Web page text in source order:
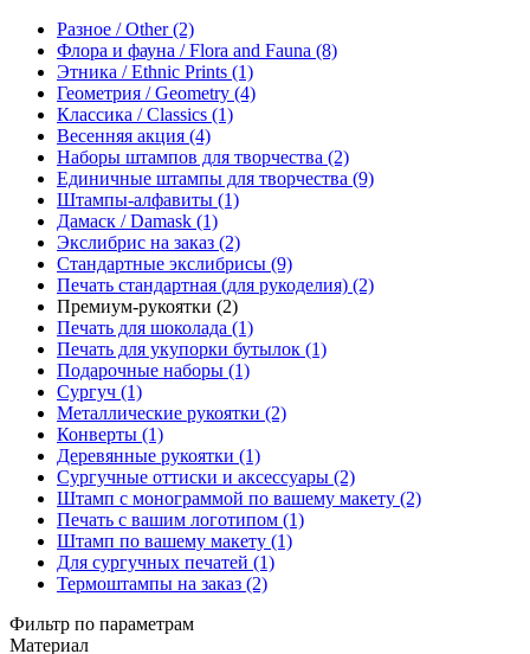
Разное / Other (2)
Флора и фауна / Flora and Fauna (8)
Этника / Ethnic Prints (1)
Геометрия / Geometry (4)
Классика / Classics (1)
Весенняя акция (4)
Наборы штампов для творчества (2)
Единичные штампы для творчества (9)
Штампы-алфавиты (1)
Дамаск / Damask (1)
Экслибрис на заказ (2)
Стандартные экслибрисы (9)
Печать стандартная (для рукоделия) (2)
Премиум-рукоятки (2)
Печать для шоколада (1)
Печать для укупорки бутылок (1)
Подарочные наборы (1)
Сургуч (1)
Металлические рукоятки (2)
Конверты (1)
Деревянные рукоятки (1)
Сургучные оттиски и аксессуары (2)
Штамп с монограммой по вашему макету (2)
Печать с вашим логотипом (1)
Штамп по вашему макету (1)
Для сургучных печатей (1)
Термоштампы на заказ (2)
Фильтр по параметрам
Материал